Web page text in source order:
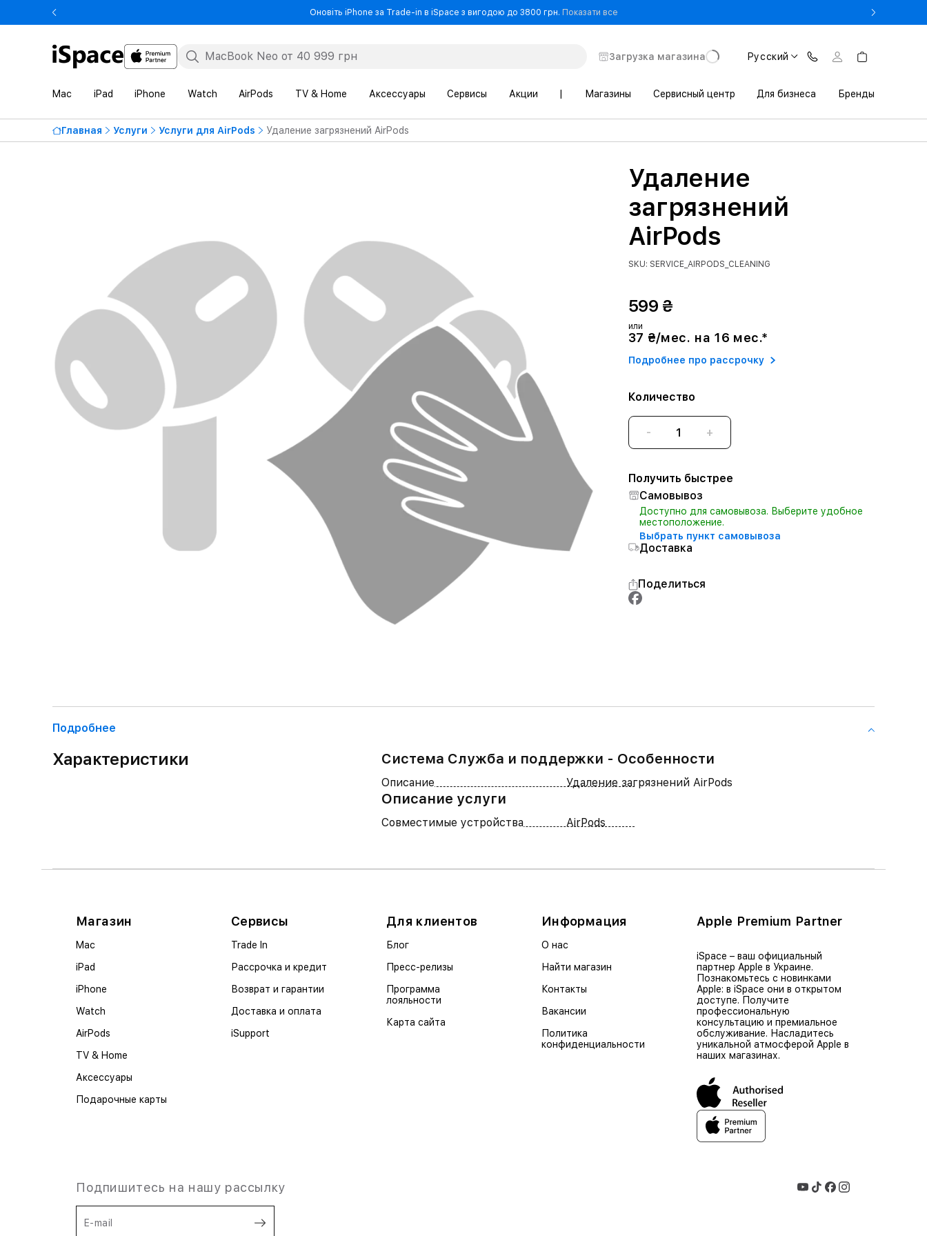
Оновіть iPhone за Trade-in в iSpace з вигодою до 3800 грн. Показати все- Оновіть iPhone за Trade-in в iSpace з вигодою до 3800 грн.
Загрузка магазина Русский
Mac iPad iPhone Watch AirPods TV & Home Аксессуары Сервисы Акции Магазины Сервисный центр Для бизнеса Бренды
Главная Услуги Услуги для AirPods Удаление загрязнений AirPods
Удаление
загрязнений
AirPods
SKU: SERVICE_AIRPODS_CLEANING
599 ₴
или
37 ₴/мес. на 16 мес.*
Подробнее про рассрочку
Количество
- +
Получить быстрее
Самовывоз
Доступно для самовывоза. Выберите удобное
местоположение.
Выбрать пункт самовывоза
Доставка
Поделиться
Подробнее
Характеристики Система Служба и поддержки - Особенности
Описание Удаление загрязнений AirPods
Описание услуги
Совместимые устройства AirPods
Магазин
Mac
iPad
iPhone
Watch
AirPods
TV & Home
Аксессуары
Подарочные карты
Сервисы
Trade In
Рассрочка и кредит
Возврат и гарантии
Доставка и оплата
iSupport
Для клиентов
Блог
Пресс-релизы
Программа
лояльности
Карта сайта
Информация
О нас
Найти магазин
Контакты
Вакансии
Политика
конфиденциальности
Apple Premium Partner
iSpace – ваш официальный
партнер Apple в Украине.
Познакомьтесь с новинками
Apple: в iSpace они в открытом
доступе. Получите
профессиональную
консультацию и премиальное
обслуживание. Насладитесь
уникальной атмосферой Apple в
наших магазинах.
Подпишитесь на нашу рассылку
E-mail